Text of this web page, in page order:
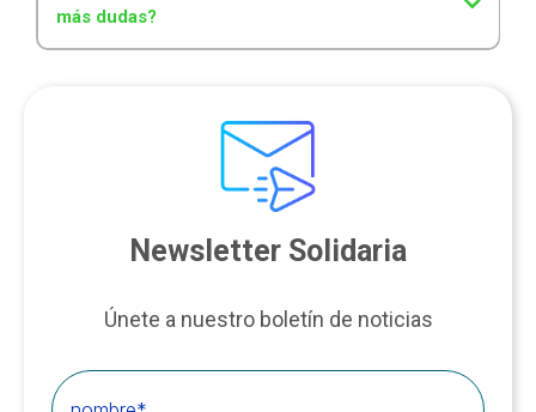
más dudas?
Newsletter Solidaria
Únete a nuestro boletín de noticias